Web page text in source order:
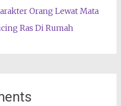
Orang Lewat Mata
Ras Di Rumah